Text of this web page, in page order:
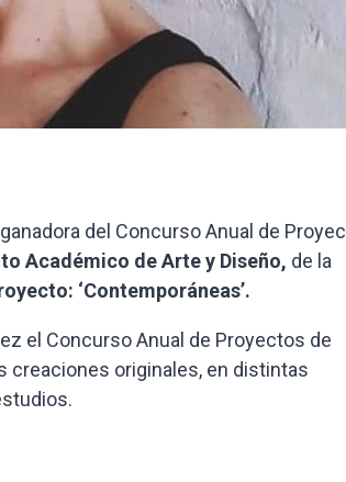
del Concurso Anual de
Académico de Arte y Diseño, de la
‘Contemporáneas’.
el Concurso Anual de Proyectos de
creaciones originales, en distintas